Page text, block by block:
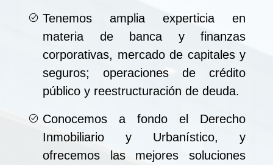
Tenemos amplia experticia en
materia de banca y finanzas
corporativas, mercado de capitales y
seguros; operaciones de crédito
público y reestructuración de deuda.
Conocemos a fondo el Derecho
Inmobiliario y Urbanístico, y
ofrecemos las mejores soluciones